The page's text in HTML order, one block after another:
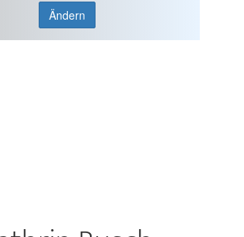
Ändern